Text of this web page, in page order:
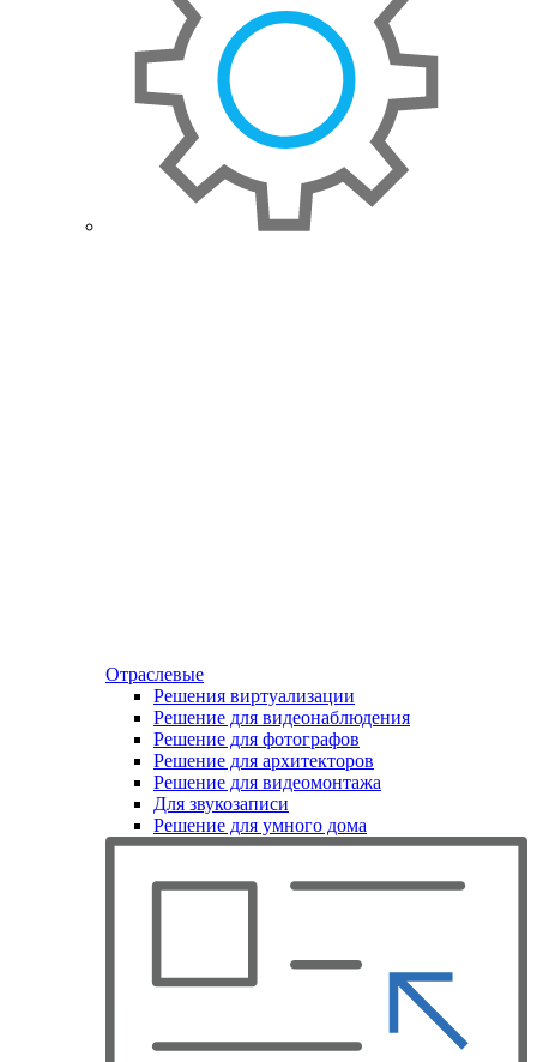
Отраслевые
Решения виртуализации
Решение для видеонаблюдения
Решение для фотографов
Решение для архитекторов
Решение для видеомонтажа
Для звукозаписи
Решение для умного дома